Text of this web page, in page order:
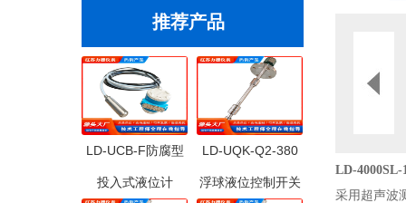
推荐产品
LD-UCB-F防腐型
投入式液位计
LD-UQK-Q2-380
浮球液位控制开关
LD-4000SL-
采用超声波